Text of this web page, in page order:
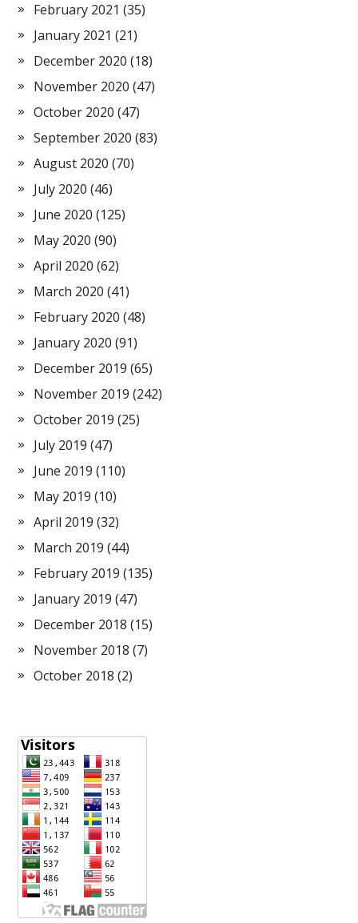
February 2021 (35)
January 2021 (21)
December 2020 (18)
November 2020 (47)
October 2020 (47)
September 2020 (83)
August 2020 (70)
July 2020 (46)
June 2020 (125)
May 2020 (90)
April 2020 (62)
March 2020 (41)
February 2020 (48)
January 2020 (91)
December 2019 (65)
November 2019 (242)
October 2019 (25)
July 2019 (47)
June 2019 (110)
May 2019 (10)
April 2019 (32)
March 2019 (44)
February 2019 (135)
January 2019 (47)
December 2018 (15)
November 2018 (7)
October 2018 (2)